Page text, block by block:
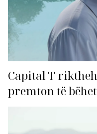
Capital T
premton të